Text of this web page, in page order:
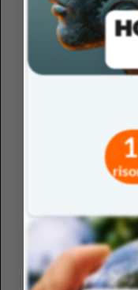
racconto orale e
La rete
In classe,
siano strategici e
Spunto operativo:
lascia libertà sul
La rete
I vostri studenti
proponete? La rete